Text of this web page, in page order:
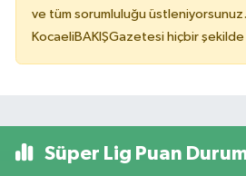
ve tüm sorumluluğu
KocaeliBAKIŞGazetesi hiçbir
Süper Lig Puan